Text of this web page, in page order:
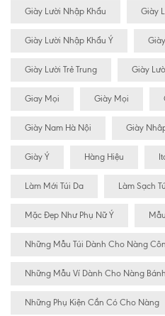
Giày Lười Nhập Khẩu Giày
Giày Lười Nhập Khẩu Ý
Giày Lười Trẻ Trung Giày
Giay Mọi Giày Mọi
Giày Nam Hà Nội Giày
Giày Ý Hàng Hiệu
Làm Mới Túi Da Làm Sạch
Mặc Đẹp Như Phụ Nữ Ý
Những Mẫu Túi Dành Cho Nàng
Những Mẫu Ví Dành Cho Nàng
Những Phụ Kiện Cần Có Cho Nàng